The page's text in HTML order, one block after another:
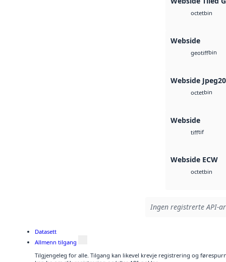
octetbin
Webside
geotiffbin
Webside
octetbin
Webside
tifftif
Webside ECW
octetbin
Ingen registrerte API-
Datasett
Allmenn tilgang
Tilgjengeleg for alle. Tilgang kan likevel krevje registrering og